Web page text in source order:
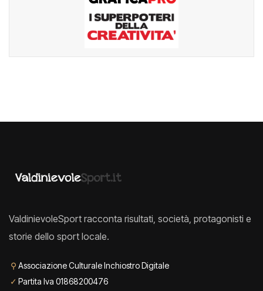
ValdinievoleSport racconta risultati, società, protagonisti e
storie dello sport locale.
⚲ Associazione Culturale Inchiostro Digitale
✓ Partita Iva 01868200476